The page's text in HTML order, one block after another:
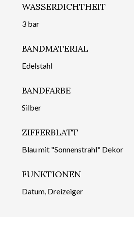
WASSERDICHTHEIT
3 bar
BANDMATERIAL
Edelstahl
BANDFARBE
Silber
ZIFFERBLATT
Blau mit "Sonnenstrahl" Dekor
FUNKTIONEN
Datum, Dreizeiger